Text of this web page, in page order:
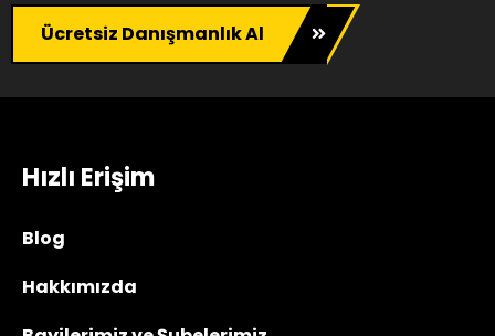
Ücretsiz Danışmanlık Al
Hızlı Erişim
Blog
Hakkımızda